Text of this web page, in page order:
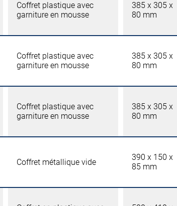
Coffret plastique avec
garniture en mousse
385 x 305 x
80 mm
Coffret plastique avec
garniture en mousse
385 x 305 x
80 mm
Coffret plastique avec
garniture en mousse
385 x 305 x
80 mm
Coffret métallique vide
390 x 150 x
85 mm